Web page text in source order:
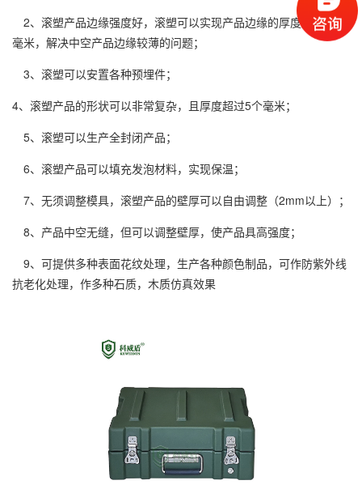
2、滚塑产品边缘强度好，滚塑可以实现产品边缘的厚度超过5个
毫米，解决中空产品边缘较薄的问题；
3、滚塑可以安置各种预埋件；
4、滚塑产品的形状可以非常复杂，且厚度超过5个毫米；
5、滚塑可以生产全封闭产品；
6、滚塑产品可以填充发泡材料，实现保温；
7、无须调整模具，滚塑产品的壁厚可以自由调整（2mm以上）；
8、产品中空无缝，但可以调整壁厚，使产品具高强度；
9、可提供多种表面花纹处理，生产各种颜色制品，可作防紫外线
抗老化处理，作多种石质，木质仿真效果